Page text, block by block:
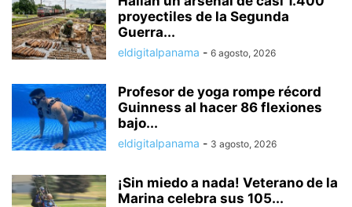
proyectiles de la Segunda
Guerra...
eldigitalpanama - 6 agosto, 2026
Profesor de yoga rompe récord
Guinness al hacer 86 flexiones
bajo...
eldigitalpanama - 3 agosto, 2026
¡Sin miedo a nada! Veterano de la
Marina celebra sus 105...